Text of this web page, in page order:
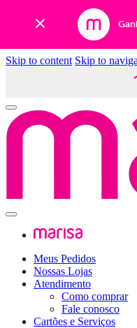
Skip to content Skip to
Meus Pedidos
Nossas Lojas
Atendimento
Como comprar
Fale conosco
Cartões e Serviços